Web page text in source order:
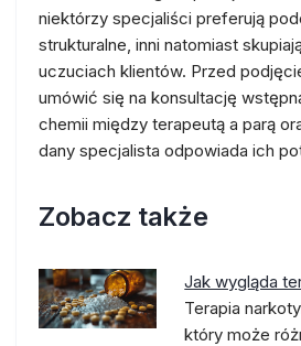
niektórzy specjaliści preferują
strukturalne, inni natomiast
uczuciach klientów. Przed
umówić się na konsultację
chemii między terapeutą a parą
dany specjalista odpowiada ich
Zobacz także
Jak wygląda
Terapia
który może